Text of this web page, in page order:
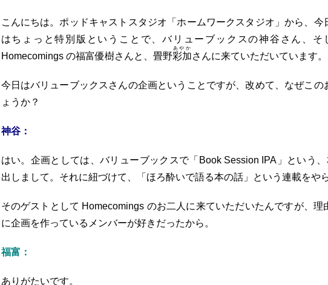
こんにちは。ポッドキャストスタジオ「ホームワークスタジオ」から、今
はちょっと特別版ということで、バリューブックスの神谷さん、そ
Homecomings の福富優樹さんと、畳野彩加
あやか
さんに来ていただいています。
今日はバリューブックスさんの企画ということですが、改めて、なぜこの
ょうか？
神谷：
はい。企画としては、バリューブックスで「Book Session IPA」という
出しまして。それに紐づけて、「ほろ酔いで語る本の話」という連載をや
そのゲストとして Homecomings のお二人に来ていただいたんですが、
に企画を作っているメンバーが好きだったから。
福富：
ありがたいです。